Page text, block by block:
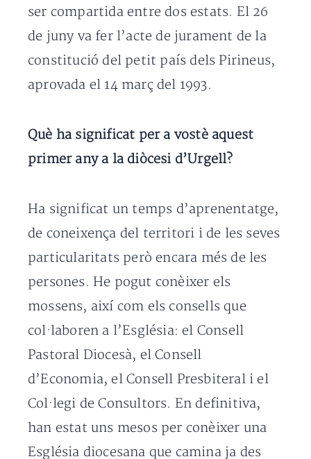
ser compartida entre dos estats. El 26
de juny va fer l’acte de jurament de la
constitució del petit país dels Pirineus,
aprovada el 14 març del 1993.
Què ha significat per a vostè aquest
primer any a la diòcesi d’Urgell?
Ha significat un temps d’aprenentatge,
de coneixença del territori i de les seves
particularitats però encara més de les
persones. He pogut conèixer els
mossens, així com els consells que
col·laboren a l’Església: el Consell
Pastoral Diocesà, el Consell
d’Economia, el Consell Presbiteral i el
Col·legi de Consultors. En definitiva,
han estat uns mesos per conèixer una
Església diocesana que camina ja des